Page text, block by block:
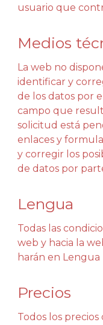
usuario que
Medios
La web no
identificar y
de los datos por
campo que
solicitud está
enlaces y
y corregir los
de datos por
Lengua
Todas las
web y hacia la
harán en Lengua
Precios
Todos los